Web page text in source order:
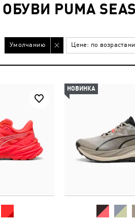
PUMA
Умолчанию Цене: по
НОВИНКА